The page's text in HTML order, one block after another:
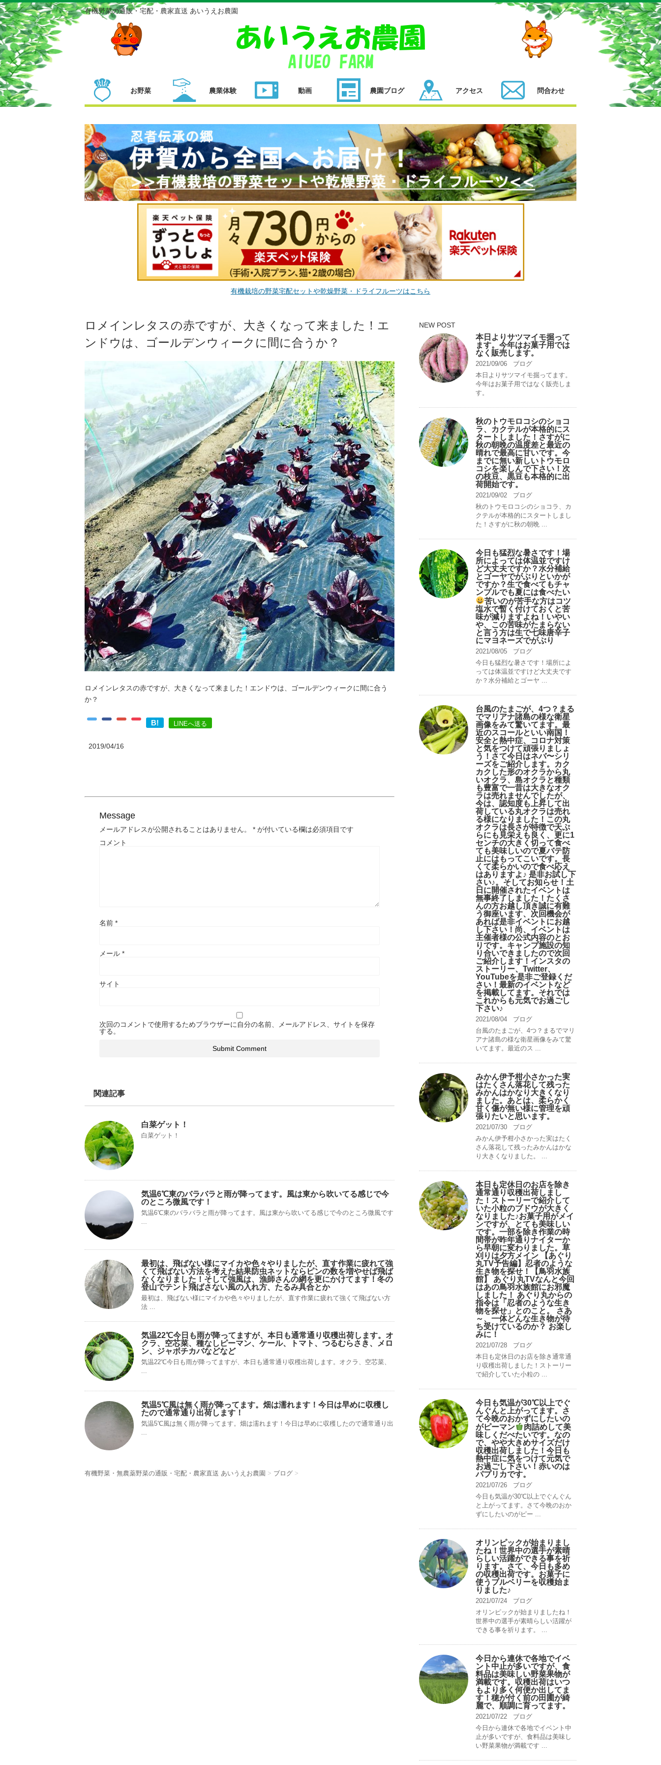
有機野菜の通販・宅配・農家直送 あいうえお農園
お野菜 農業体験 動画 農園ブログ アクセス 問合わせ
有機栽培の野菜宅配セットや乾燥野菜・ドライフルーツはこちら
ロメインレタスの赤ですが、大きくなって来ました！エ
ンドウは、ゴールデンウィークに間に合うか？
ロメインレタスの赤ですが、大きくなって来ました！エンドウは、ゴールデンウィークに間に合う
か？
B! LINEへ送る
2019/04/16
Message
メールアドレスが公開されることはありません。 * が付いている欄は必須項目です
コメント
名前 *
メール *
サイト
次回のコメントで使用するためブラウザーに自分の名前、メールアドレス、サイトを保存
する。
関連記事
白菜ゲット！
白菜ゲット！
気温6℃東のバラバラと雨が降ってます。風は東から吹いてる感じで今
のところ微風です！
気温6℃東のバラバラと雨が降ってます。風は東から吹いてる感じで今のところ微風です
最初は、飛ばない様にマイカや色々やりましたが、直す作業に疲れて強
くて飛ばない方法を考えた結果防虫ネットならピンの数を増やせば飛ば
なくなりました！そして強風は、漁師さんの網を更にかけてます！冬の
登山でテント飛ばさない風の入れ方、たるみ具合とか
最初は、飛ばない様にマイカや色々やりましたが、直す作業に疲れて強くて飛ばない方
法 ...
気温22℃今日も雨が降ってますが、本日も通常通り収穫出荷します。オ
クラ、空芯菜、種なしピーマン、ケール、トマト、つるむらさき、メロ
ン、ジャボチカバなどなど
気温22℃今日も雨が降ってますが、本日も通常通り収穫出荷します。オクラ、空芯菜、
気温5℃風は無く雨が降ってます。畑は濡れます！今日は早めに収穫し
たので通常通り出荷します！
気温5℃風は無く雨が降ってます。畑は濡れます！今日は早めに収穫したので通常通り出
有機野菜・無農薬野菜の通販・宅配・農家直送 あいうえお農園 > ブログ >
NEW POST
本日よりサツマイモ掘って
ます。今年はお菓子用では
なく販売します。
2021/09/06
ブログ
本日よりサツマイモ掘ってます。
今年はお菓子用ではなく販売しま
す。
秋のトウモロコシのショコ
ラ、カクテルが本格的にス
タートしました！さすがに
秋の朝晩の温度差と最近の
晴れで最高に甘いです。今
までに無い新しいトウモロ
コシを楽しんで下さい！次
の枝豆、黒豆も本格的に出
荷開始です。
2021/09/02
ブログ
秋のトウモロコシのショコラ、カ
クテルが本格的にスタートしまし
た！さすがに秋の朝晩 ...
今日も猛烈な暑さです！場
所によっては体温並ですけ
ど大丈夫ですか？水分補給
とゴーヤでがぶりといかが
ですか？生で食べてもチャ
ンプルでも夏には食べたい
苦いのが苦手な方はコツ
塩水で暫く付けておくと苦
味が減りますよね！いやい
や、この苦味がたまらない
と言う方は生で七味唐辛子
にマヨネーズでがぶり
2021/08/05
ブログ
今日も猛烈な暑さです！場所によ
っては体温並ですけど大丈夫です
か？水分補給とゴーヤ ...
台風のたまごが、4つ？まる
でマリアナ諸島の様な衛星
画像をみて驚いてます。最
近のスコールといい南国！
安全と熱中症、コロナ対策
と気をつけて頑張りましょ
う！さて今日はネバ〜シリ
ーズをご紹介します。カク
カクした形のオクラから丸
いオクラ、島オクラと種類
も豊富で一昔は大きなオク
ラは売れませんでしたが、
今は、認知度も上昇して出
荷している丸オクラは売れ
る様になりました！この丸
オクラは長さが特徴で天ぷ
らにも見栄えも良く、更に1
センチの大きく切って食べ
ても美味しいので夏バテ防
止にはもってこいです。長
くて柔らかいので食べ応え
はありますよ♪ 是非お試し下
さい♪。そしてお知らせ！土
日に開催されたイベントは
無事終了しました！たくさ
んの方お越し頂き誠に有難
う御座います、次回機会が
あれば是非イベントにお越
し下さい！尚、イベントは
主催者様の公式内容のとお
りです。キャンプ️施設の知
り合いできましたので次回
ご紹介します！インスタの
ストーリー、Twitter、
YouTubeを是非ご登録くだ
さい！最新のイベントなど
を掲載してます。それでは
これからも元気でお過ごし
下さい♪
2021/08/04
ブログ
台風のたまごが、4つ？まるでマリ
アナ諸島の様な衛星画像をみて驚
いてます。最近のス ...
みかん伊予柑小さかった実
はたくさん落花して残った
みかんはかなり大きくなり
ました。あとは、柔らかく
甘く傷が無い様に管理を頑
張りたいと思います。
2021/07/30
ブログ
みかん伊予柑小さかった実はたく
さん落花して残ったみかんはかな
り大きくなりました。 ...
本日も定休日のお店を除き
通常通り収穫出荷しまし
た！ストーリーで紹介して
いた小粒のブドウが大きく
なりました♪お菓子用がメイ
ンですが、とても美味しい
です。一部を除き作業の時
間帯が昨年通りナイターか
ら早朝に変わりました。草
刈りは夕方メイン 【あぐり
丸TV予告編】忍者のような
生き物を探せ！【鳥羽水族
館】 あぐり丸TVなんと今回
はあの鳥羽水族館にお邪魔
しました！ あぐり丸からの
指令は「忍者のような生き
物を探せ」とのこと。 さあ
～、一体どんな生き物が待
ち受けているのか？ お楽し
みに！
2021/07/28
ブログ
本日も定休日のお店を除き通常通
り収穫出荷しました！ストーリー
で紹介していた小粒の ...
今日も気温が30℃以上でぐ
んぐんと上がってます。さ
て今晩のおかずにしたいの
がピーマン
肉詰めして美
味しくだべたいです。なの
で、やや大きめサイズだけ
収穫出荷しました！今日も
熱中症に気をつけて元気で
お過ごし下さい！赤いのは
パプリカです。
2021/07/26
ブログ
今日も気温が30℃以上でぐんぐん
と上がってます。さて今晩のおか
ずにしたいのがピー ...
オリンピックが始まりまし
たね！世界中の選手が素晴
らしい活躍ができる事を祈
ります。さて、今日も多め
の収穫出荷です。お菓子に
使うブルベリーを収穫始ま
りました♪
2021/07/24
ブログ
オリンピックが始まりましたね！
世界中の選手が素晴らしい活躍が
できる事を祈ります。 ...
今日から連休で各地でイベ
ント中止が多いですが、食
料品は美味しい野菜果物が
満載です。収穫出荷はいつ
もより多く何便か出してま
す！穂が付く前の田圃が綺
麗で、順調に育ってます。
2021/07/22
ブログ
今日から連休で各地でイベント中
止が多いですが、食料品は美味し
い野菜果物が満載です ...